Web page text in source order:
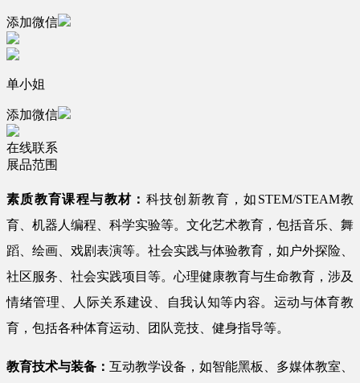
添加微信
单小姐
添加微信
在线联系
展品范围
素质教育课程与教材： 科技创新教育，如STEM/STEAM教
育、机器人编程、科学实验等。文化艺术教育，包括音乐、舞
蹈、绘画、戏剧表演等。社会实践与体验教育，如户外探险、
社区服务、社会实践项目等。心理健康教育与生命教育，涉及
情绪管理、人际关系建设、自我认知等内容。运动与体育教
育，包括各种体育运动、团队竞技、健身指导等。
教育技术与装备： 互动教学设备，如智能黑板、多媒体教室、